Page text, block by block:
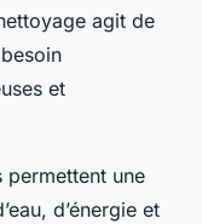
agit de
et
permettent une
d’énergie et